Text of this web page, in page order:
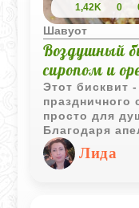
1,42K 0
Шавуот
Воздушный
сиропом и
Этот бисквит
праздничного
просто для
Благодаря
получается
кленовый
поливается
Лида